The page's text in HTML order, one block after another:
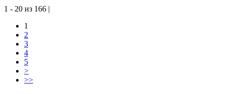
1 - 20 из 166 |
1
2
3
4
5
>
>>